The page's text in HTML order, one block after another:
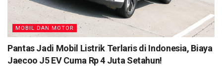
MOBIL DAN MOTOR
Pantas Jadi Mobil Listrik Terlaris di Indonesia, Biaya
Jaecoo J5 EV Cuma Rp 4 Juta Setahun!